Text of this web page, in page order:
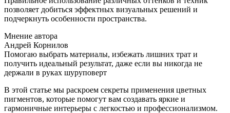
позволяет добиться эффектных визуальных решений и
подчеркнуть особенности пространства.
Мнение автора
Андрей Корнилов
Помогаю выбрать материалы, избежать лишних трат и
получить идеальный результат, даже если вы никогда не
держали в руках шуруповерт
В этой статье мы раскроем секреты применения цветных
пигментов, которые помогут вам создавать яркие и
гармоничные интерьеры с легкостью и профессионализмом.